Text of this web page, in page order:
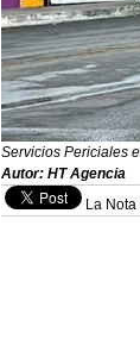
Servicios Periciales
Autor: HT Agencia
La Nota